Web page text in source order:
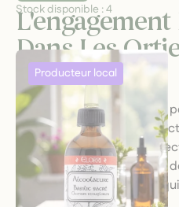
L'engagement
Dans Les
immunité
Nos plantes sont cultivées
passionnés, dans le
écosystèmes. Chaque
pour vous offrir le meilleur
d’une immunité forte et
Stock disponible :4